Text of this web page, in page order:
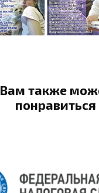
Вам также
понравиться